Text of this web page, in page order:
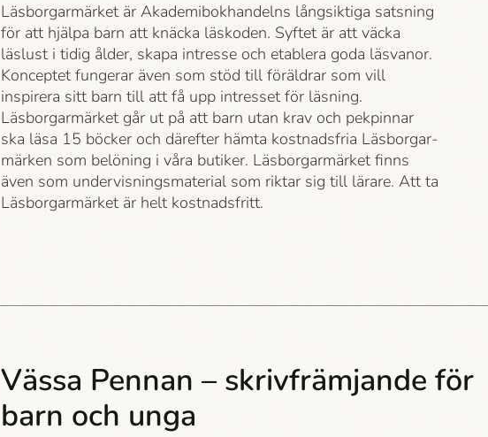
Läsborgar­märket är Akademi­bokhandelns långsiktiga satsning
för att hjälpa barn att knäcka läskoden. Syftet är att väcka
läslust i tidig ålder, skapa intresse och etablera goda läsvanor.
Konceptet fungerar även som stöd till föräldrar som vill
inspirera sitt barn till att få upp intresset för läsning.
Läsborgar­märket går ut på att barn utan krav och pekpinnar
ska läsa 15 böcker och därefter hämta kostnadsfria Läsborgar­
märken som belöning i våra butiker. Läsborgar­märket finns
även som undervisningsmaterial som riktar sig till lärare. Att ta
Läsborgar­märket är helt kostnadsfritt.
Vässa Pennan – skrivfrämjande för
barn och unga